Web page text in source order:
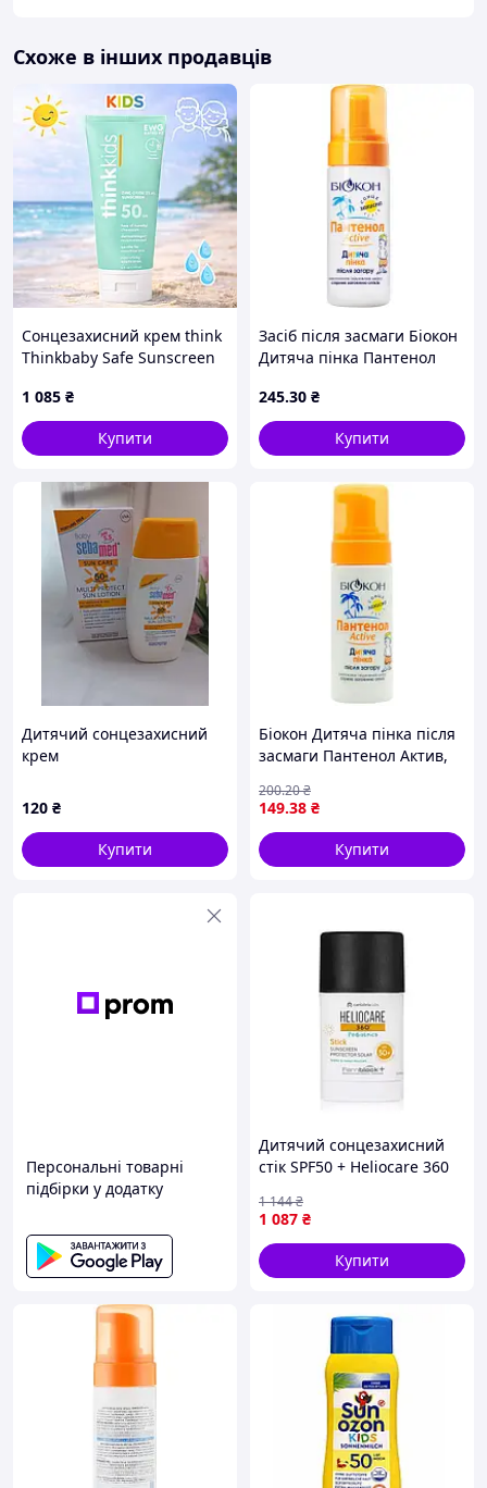
Схоже в інших продавців
Сонцезахисний крем think
Thinkbaby Safe Sunscreen
177 мл
1 085 ₴
Купити
Засіб після засмаги Біокон
Дитяча пінка Пантенол
(4820008318398) MDR
245.30 ₴
Купити
Дитячий сонцезахисний
крем
120 ₴
Купити
Біокон Дитяча пінка після
засмаги Пантенол Актив,
149.38 ₴
200.20₴
Купити
Персональні товарні
підбірки у додатку
Дитячий сонцезахисний
стік SPF50 + Heliocare 360
SPF50+, 25 г
1 087 ₴
1 144₴
Купити